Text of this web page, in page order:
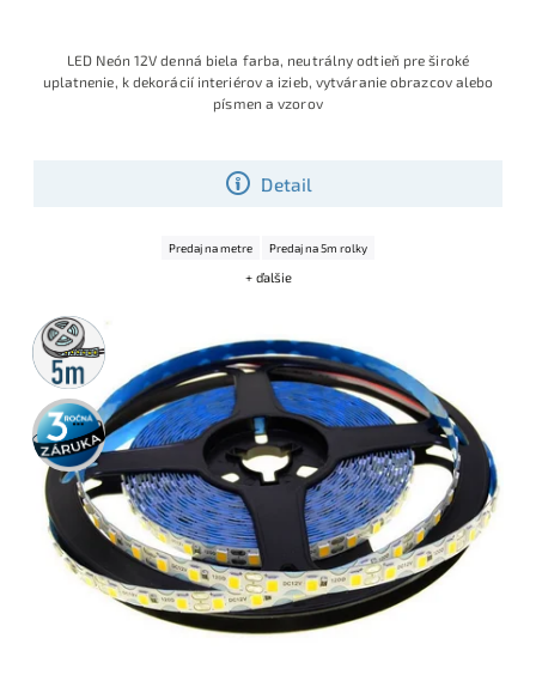
Detail
LED Neón 12V denná biela farba, neutrálny odtieň pre široké
uplatnenie, k dekorácií interiérov a izieb, vytváranie obrazcov alebo
písmen a vzorov
Predaj na metre Predaj na 5m rolky
+ ďalšie
5m
rolka
3 roky
záruka